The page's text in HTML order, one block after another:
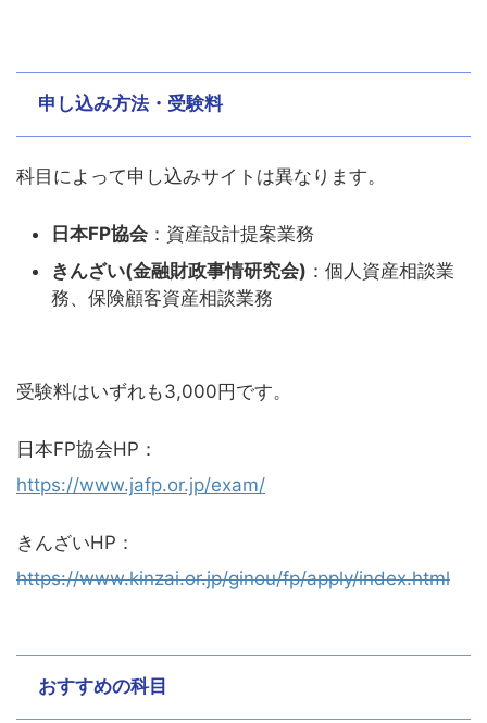
申し込み方法・受験料
科目によって申し込みサイトは異なります。
日本FP協会 ：資産設計提案業務
きんざい(金融財政事情研究会) ：個人資産相談業
務、保険顧客資産相談業務
受験料はいずれも3,000円です。
日本FP協会HP：
https://www.jafp.or.jp/exam/
きんざいHP：
https://www.kinzai.or.jp/ginou/fp/apply/index.html
おすすめの科目